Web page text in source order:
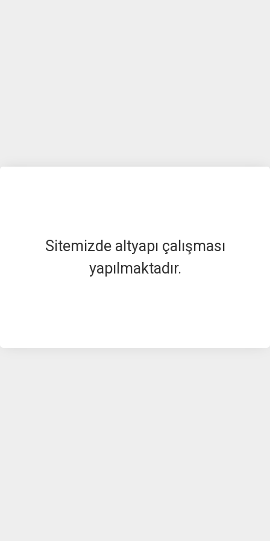
Sitemizde altyapı çalışması
yapılmaktadır.